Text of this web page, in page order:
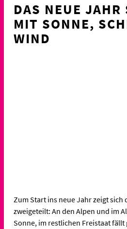
DAS NEUE JAHR
MIT SONNE,
WIND
Zum Start ins neue Jahr zeigt sich
zweigeteilt: An den Alpen und im
Sonne, im restlichen Freistaat fällt